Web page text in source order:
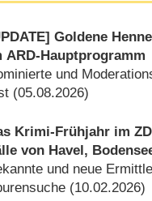
Goldene
ARD-Hauptprogramm
und
(05.08.2026)
Krimi-Frühjahr im
von Havel,
Wald
und neue
(10.02.2026)